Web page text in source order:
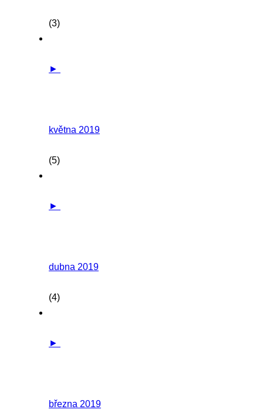
(3)
►
května 2019
(5)
►
dubna 2019
(4)
►
března 2019